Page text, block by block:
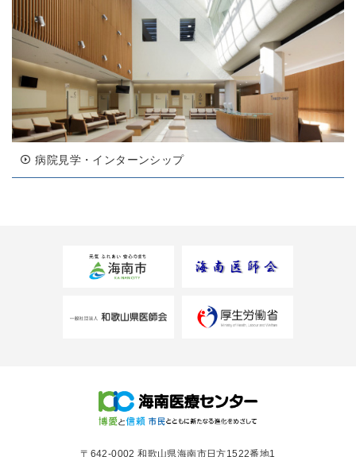
病院見学・インターンシップ
〒642-0002 和歌山県海南市日方1522番地1